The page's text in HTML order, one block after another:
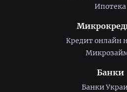
Ипотека
Кредит онлайн
Банки
Банки